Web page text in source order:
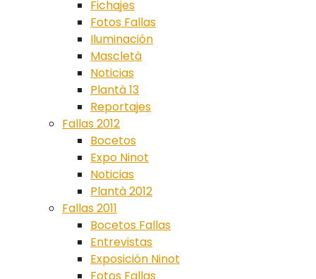
Fichajes
Fotos Fallas
Iluminación
Mascletà
Noticias
Plantà 13
Reportajes
Fallas 2012
Bocetos
Expo Ninot
Noticias
Plantà 2012
Fallas 2011
Bocetos Fallas
Entrevistas
Exposición Ninot